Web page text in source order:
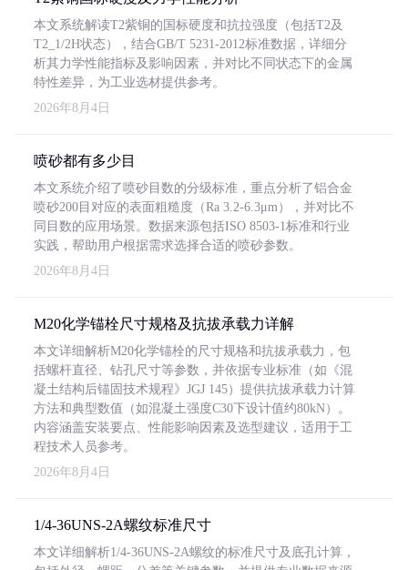
本文系统解读T2紫铜的国标硬度和抗拉强度（包括T2及
T2_1/2H状态），结合GB/T 5231-2012标准数据，详细分
析其力学性能指标及影响因素，并对比不同状态下的金属
特性差异，为工业选材提供参考。
2026年8月4日
喷砂都有多少目
本文系统介绍了喷砂目数的分级标准，重点分析了铝合金
喷砂200目对应的表面粗糙度（Ra 3.2-6.3μm），并对比不
同目数的应用场景。数据来源包括ISO 8503-1标准和行业
实践，帮助用户根据需求选择合适的喷砂参数。
2026年8月4日
M20化学锚栓尺寸规格及抗拔承载力详解
本文详细解析M20化学锚栓的尺寸规格和抗拔承载力，包
括螺杆直径、钻孔尺寸等参数，并依据专业标准（如《混
凝土结构后锚固技术规程》JGJ 145）提供抗拔承载力计算
方法和典型数值（如混凝土强度C30下设计值约80kN）。
内容涵盖安装要点、性能影响因素及选型建议，适用于工
程技术人员参考。
2026年8月4日
1/4-36UNS-2A螺纹标准尺寸
本文详细解析1/4-36UNS-2A螺纹的标准尺寸及底孔计算，